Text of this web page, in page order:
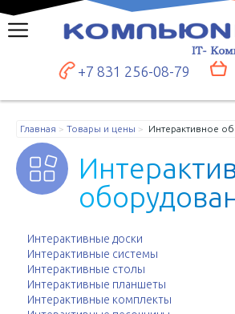
+7 831 256-08-79
Главная Товары и цены Интерактивное
Интеракти
оборудова
Интерактивные доски
Интерактивные системы
Интерактивные столы
Интерактивные планшеты
Интерактивные комплекты